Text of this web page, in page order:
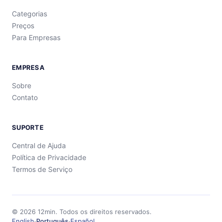
Categorias
Preços
Para Empresas
EMPRESA
Sobre
Contato
SUPORTE
Central de Ajuda
Política de Privacidade
Termos de Serviço
© 2026 12min. Todos os direitos reservados.